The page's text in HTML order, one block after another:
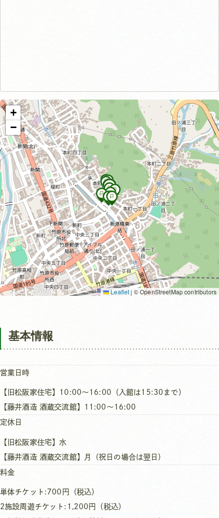
+
−
Leaflet | © OpenStreetMap contributors
基本情報
営業日時
【旧松阪家住宅】10:00～16:00（入館は15:30まで）
【藤井酒造 酒蔵交流館】11:00～16:00
定休日
【旧松阪家住宅】水
【藤井酒造 酒蔵交流館】月（祝日の場合は翌日）
料金
単体チケット:700円（税込）
2施設周遊チケット:1,200円（税込）